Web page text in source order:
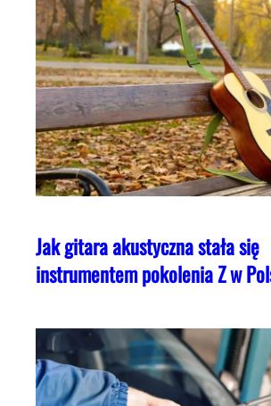
Jak gitara akustyczna stała się
instrumentem pokolenia Z w